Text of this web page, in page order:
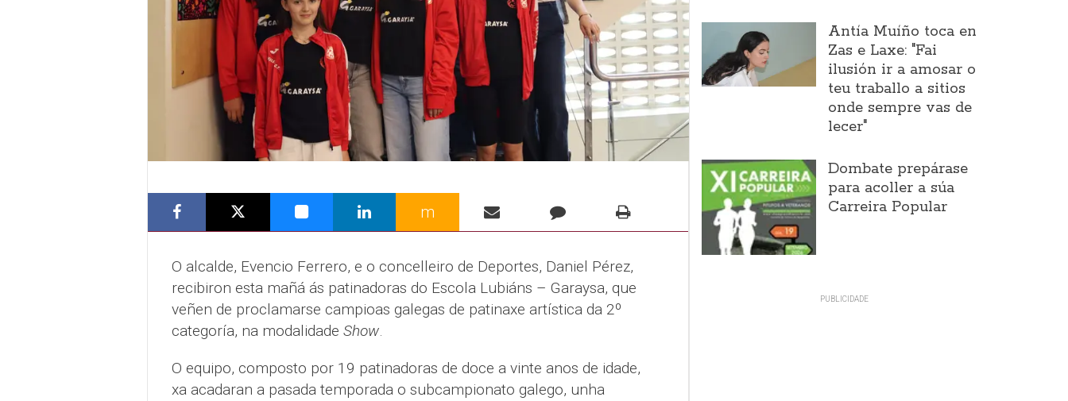
m
O alcalde, Evencio Ferrero, e o concelleiro de Deportes, Daniel Pérez,
recibiron esta mañá ás patinadoras do Escola Lubiáns – Garaysa, que
veñen de proclamarse campioas galegas de patinaxe artística da 2º
categoría, na modalidade Show.
O equipo, composto por 19 patinadoras de doce a vinte anos de idade,
xa acadaran a pasada temporada o subcampionato galego, unha
Antía Muíño toca en
Zas e Laxe: "Fai
ilusión ir a amosar o
teu traballo a sitios
onde sempre vas de
lecer"
Dombate prepárase
para acoller a súa
Carreira Popular